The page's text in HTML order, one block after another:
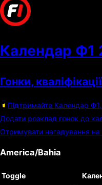
Календар Ф1
Гонки,
Підтримайте Календар
Додати розклад гонок до
Отримувати нагадування на
America/Bahia
Toggle